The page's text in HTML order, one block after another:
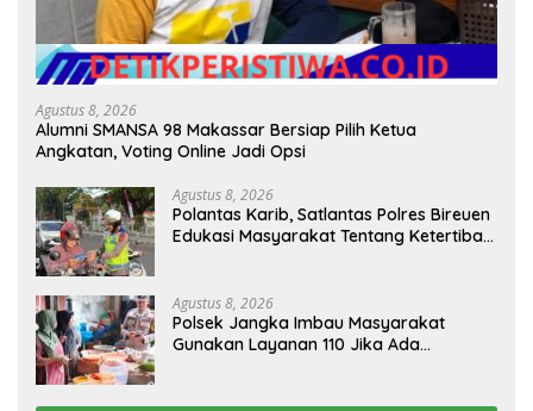
Agustus 8, 2026
Alumni SMANSA 98 Makassar Bersiap Pilih Ketua
Angkatan, Voting Online Jadi Opsi
Agustus 8, 2026
Polantas Karib, Satlantas Polres Bireuen
Edukasi Masyarakat Tentang Ketertiban
Agustus 8, 2026
Polsek Jangka Imbau Masyarakat
Gunakan Layanan 110 Jika Ada